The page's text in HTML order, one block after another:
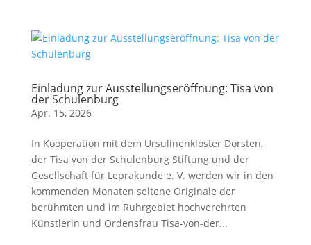
Einladung zur Ausstellungseröffnung: Tisa von
der Schulenburg
Apr. 15, 2026
In Kooperation mit dem Ursulinenkloster Dorsten,
der Tisa von der Schulenburg Stiftung und der
Gesellschaft für Leprakunde e. V. werden wir in den
kommenden Monaten seltene Originale der
berühmten und im Ruhrgebiet hochverehrten
Künstlerin und Ordensfrau Tisa-von-der...